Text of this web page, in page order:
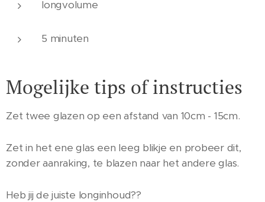
longvolume
5 minuten
Mogelijke tips of instructies
Zet twee glazen op een afstand van 10cm - 15cm.
Zet in het ene glas een leeg blikje en probeer dit,
zonder aanraking, te blazen naar het andere glas.
Heb jij de juiste longinhoud??